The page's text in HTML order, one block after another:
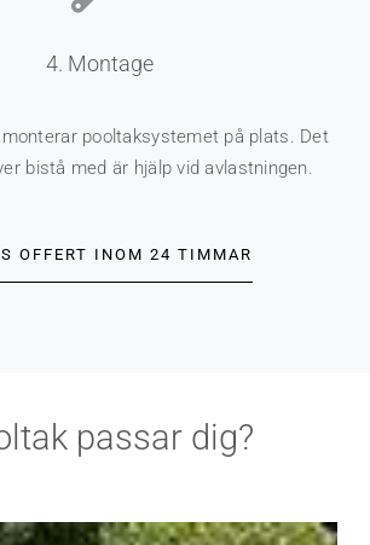
4. Montage
pooltaksystemet på plats. Det
bistå med är hjälp vid avlastningen.
OFFERT INOM 24 TIMMAR
passar dig?